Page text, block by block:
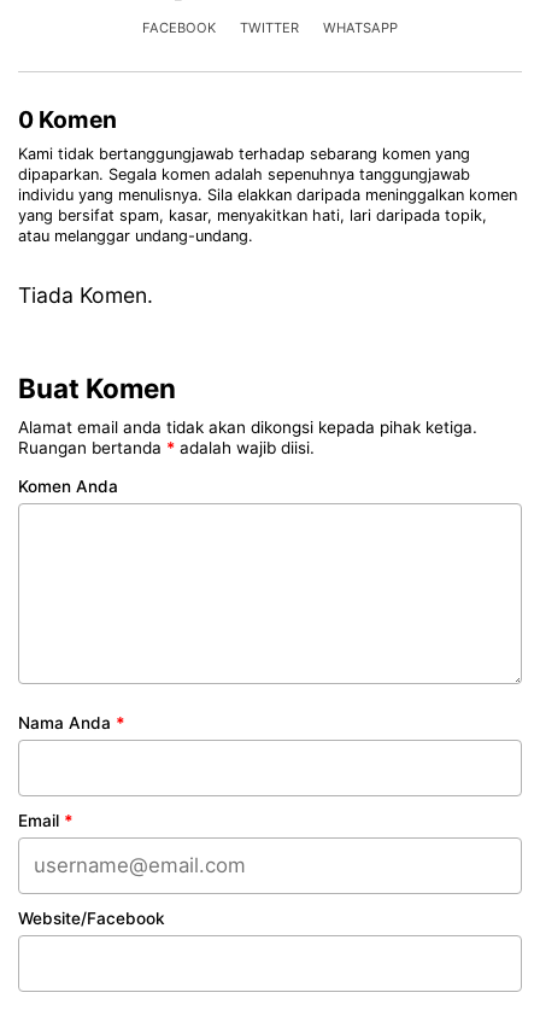
FACEBOOK TWITTER WHATSAPP
0 Komen
Kami tidak bertanggungjawab terhadap sebarang komen yang
dipaparkan. Segala komen adalah sepenuhnya tanggungjawab
individu yang menulisnya. Sila elakkan daripada meninggalkan komen
yang bersifat spam, kasar, menyakitkan hati, lari daripada topik,
atau melanggar undang-undang.
Tiada Komen.
Buat Komen
Alamat email anda tidak akan dikongsi kepada pihak ketiga.
Ruangan bertanda * adalah wajib diisi.
Komen Anda
Nama Anda *
Email *
Website/Facebook